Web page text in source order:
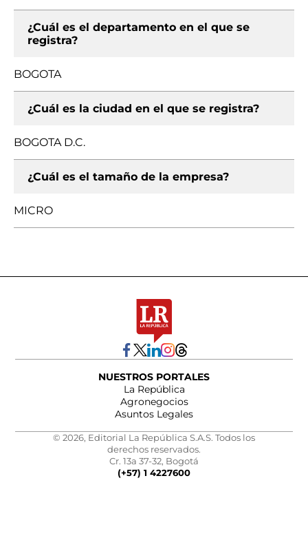
¿Cuál es el departamento en el que se
registra?
BOGOTA
¿Cuál es la ciudad en el que se registra?
BOGOTA D.C.
¿Cuál es el tamaño de la empresa?
MICRO
NUESTROS PORTALES
La República
Agronegocios
Asuntos Legales
© 2026, Editorial La República S.A.S. Todos los
derechos reservados.
Cr. 13a 37-32, Bogotá
(+57) 1 4227600